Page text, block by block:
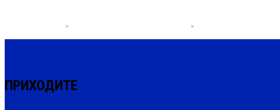
ПРИХОДИТЕ